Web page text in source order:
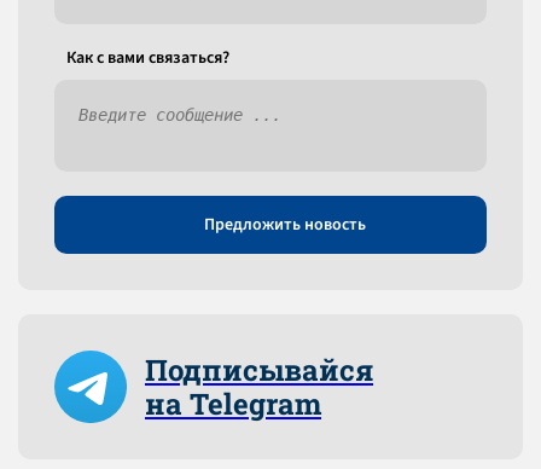
Как c вами связаться?
Предложить новость
Подписывайся
на Telegram